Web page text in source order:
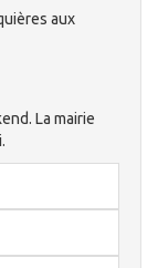
aux
La mairie